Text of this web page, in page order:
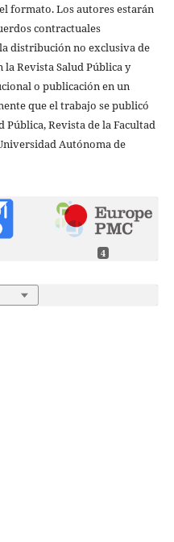
formato. Los autores estarán
contractuales
distribución no exclusiva de
Revista Salud Pública y
o publicación en un
que el trabajo se publicó
Revista de la Facultad
Autónoma de
4